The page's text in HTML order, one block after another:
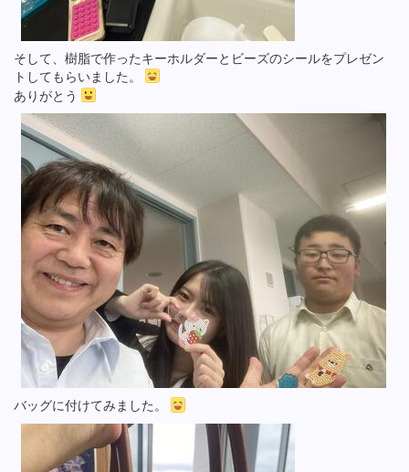
そして、樹脂で作ったキーホルダーとビーズのシールをプレゼン
トしてもらいました。
ありがとう
バッグに付けてみました。